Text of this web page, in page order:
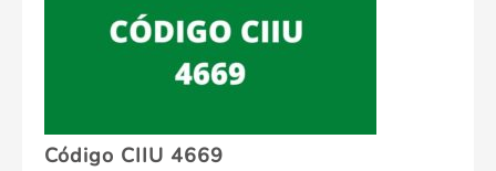
Código CIIU 4669